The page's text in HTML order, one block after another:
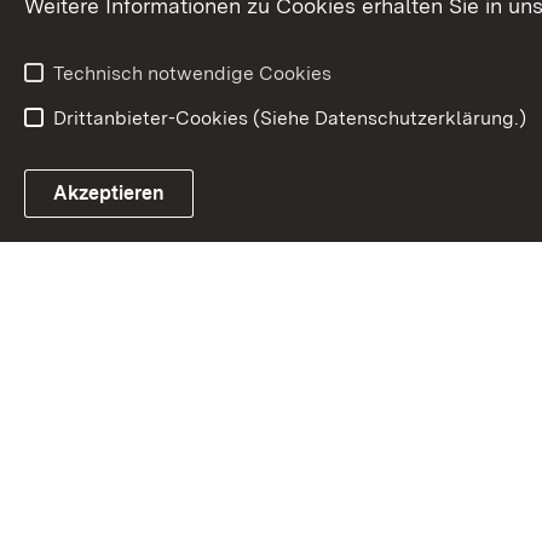
Weitere Informationen zu Cookies erhalten Sie in
Technisch notwendige Cookies
Drittanbieter-Cookies (Siehe Datenschutzerklärung.)
Akzeptieren